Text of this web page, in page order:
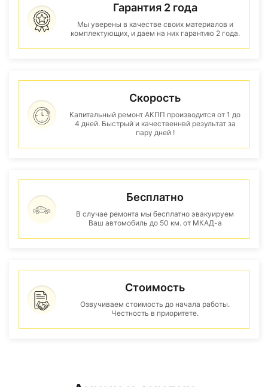
Гарантия 2 года
Мы уверены в качестве своих материалов и
комплектующих, и даем на них гарантию 2 года.
Скорость
Капитальный ремонт АКПП производится от 1 до
4 дней. Быстрый и качественнвй результат за
пару дней !
Бесплатно
В случае ремонта мы бесплатно эвакуируем
Ваш автомобиль до 50 км. от МКАД-а
Стоимость
Озвучиваем стоимость до начала работы.
Честность в приоритете.